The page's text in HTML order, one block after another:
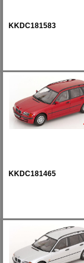
KKDC181583
KKDC181465